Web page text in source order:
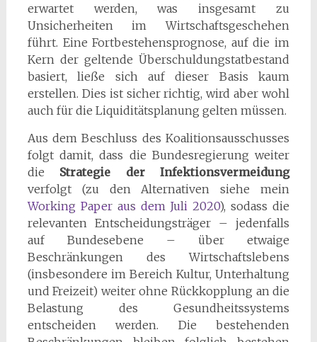
erwartet werden, was insgesamt zu
Unsicherheiten im Wirtschaftsgeschehen
führt. Eine Fortbestehensprognose, auf die im
Kern der geltende Überschuldungstatbestand
basiert, ließe sich auf dieser Basis kaum
erstellen. Dies ist sicher richtig, wird aber wohl
auch für die Liquiditätsplanung gelten müssen.
Aus dem Beschluss des Koalitionsausschusses
folgt damit, dass die Bundesregierung weiter
die Strategie der Infektionsvermeidung
verfolgt (zu den Alternativen siehe mein
Working Paper aus dem Juli 2020), sodass die
relevanten Entscheidungsträger – jedenfalls
auf Bundesebene – über etwaige
Beschränkungen des Wirtschaftslebens
(insbesondere im Bereich Kultur, Unterhaltung
und Freizeit) weiter ohne Rückkopplung an die
Belastung des Gesundheitssystems
entscheiden werden. Die bestehenden